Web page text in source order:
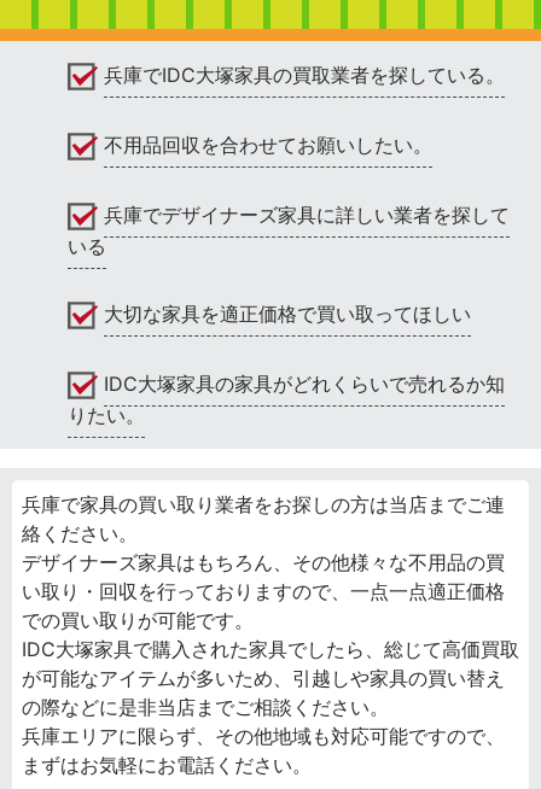
兵庫でIDC大塚家具の買取業者を探している。
不用品回収を合わせてお願いしたい。
兵庫でデザイナーズ家具に詳しい業者を探して
いる
大切な家具を適正価格で買い取ってほしい
IDC大塚家具の家具がどれくらいで売れるか知
りたい。
兵庫で家具の買い取り業者をお探しの方は当店までご連
絡ください。
デザイナーズ家具はもちろん、その他様々な不用品の買
い取り・回収を行っておりますので、一点一点適正価格
での買い取りが可能です。
IDC大塚家具で購入された家具でしたら、総じて高価買取
が可能なアイテムが多いため、引越しや家具の買い替え
の際などに是非当店までご相談ください。
兵庫エリアに限らず、その他地域も対応可能ですので、
まずはお気軽にお電話ください。